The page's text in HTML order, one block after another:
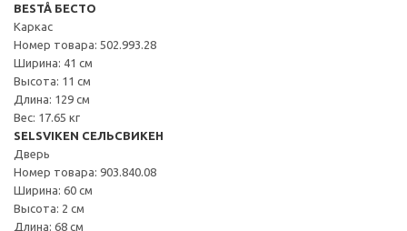
BESTÅ БЕСТО
Каркас
Номер товара: 502.993.28
Ширина: 41 см
Высота: 11 см
Длина: 129 см
Вес: 17.65 кг
SELSVIKEN СЕЛЬСВИКЕН
Дверь
Номер товара: 903.840.08
Ширина: 60 см
Высота: 2 см
Длина: 68 см